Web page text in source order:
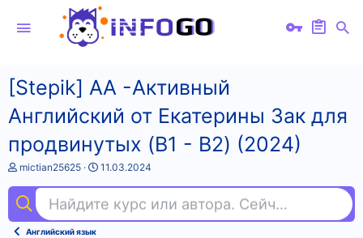
[Stepik] АА -Активный
Английский от Екатерины Зак для
продвинутых (B1 - B2) (2024)
А
т
о
т
mictian25625
Д
а
н
11.03.2024
Найдите курс или автора. Сейчас ищут
Английский язык